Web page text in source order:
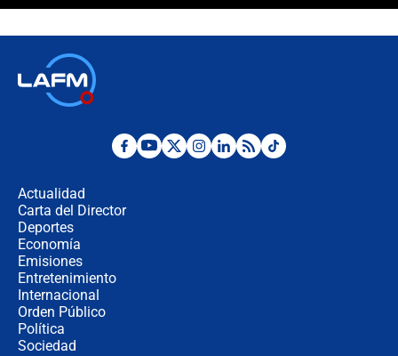
🔴 EN VIVO | Noticiero La FM con
Actualidad
Carta del Director
Deportes
Economía
Emisiones
Entretenimiento
Internacional
Orden Público
Política
Sociedad